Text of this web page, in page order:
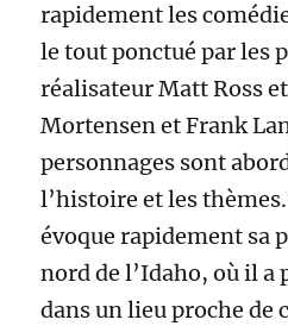
rapidement les
le tout ponctué par les
réalisateur Matt Ross
Mortensen et Frank
personnages sont
l’histoire et les
évoque rapidement sa
nord de l’Idaho, où il a
dans un lieu proche de